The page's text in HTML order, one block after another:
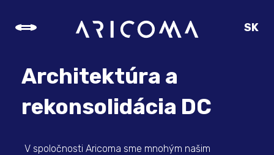
SK
Architektúra a
rekonsolidácia DC
V spoločnosti Aricoma sme mnohým našim